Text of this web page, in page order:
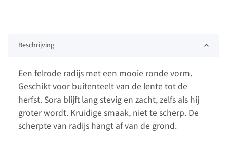
Beschrijving
Een felrode radijs met een mooie ronde vorm.
Geschikt voor buitenteelt van de lente tot de
herfst. Sora blijft lang stevig en zacht, zelfs als hij
groter wordt. Kruidige smaak, niet te scherp. De
scherpte van radijs hangt af van de grond.